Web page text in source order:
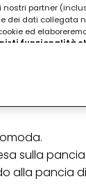
sulla
alla pancia
nostri partner
dei dati collegata
ed
funzionalità
il tuo utilizzo
per cui lavori)
informazioni sulle
sul
"Cookie,
per il futuro